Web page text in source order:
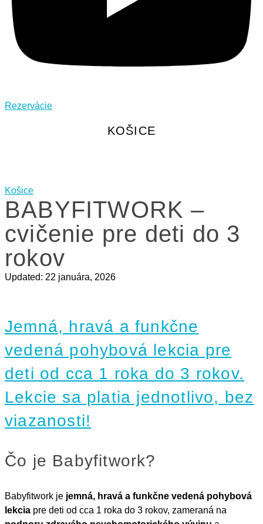
Rezervácie
KOŠICE
Košice
BABYFITWORK –
cvičenie pre deti do 3
rokov
Updated: 22 januára, 2026
Jemná, hravá a funkčne
vedená pohybová lekcia pre
deti od cca 1 roka do 3 rokov.
Lekcie sa platia jednotlivo, bez
viazanosti!
Čo je Babyfitwork?
Babyfitwork je jemná, hravá a funkčne vedená pohybová
lekcia pre deti od cca 1 roka do 3 rokov, zameraná na